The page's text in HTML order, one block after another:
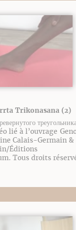
Trikonasana (2)
lié à l’ouvrage
Calais-Germain &
Éditions
Tous droits